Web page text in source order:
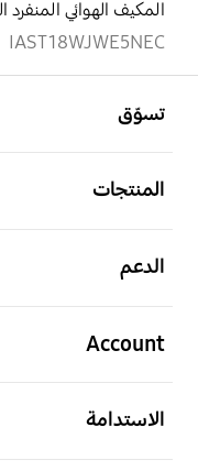
المكيف الهوائي
IAST18WJWE5NEC
تسوّق
المنتجات
الدعم
Account
الاستدامة